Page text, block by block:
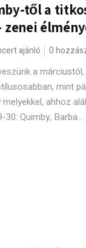
től a
zenei
ajánló 0
a
mint
ahhoz
Quimby, Barba...